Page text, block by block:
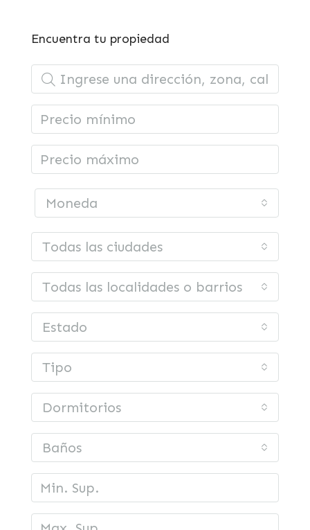
Encuentra tu propiedad
Moneda
Todas las ciudades
Todas las localidades o barrios
Estado
Tipo
Dormitorios
Baños